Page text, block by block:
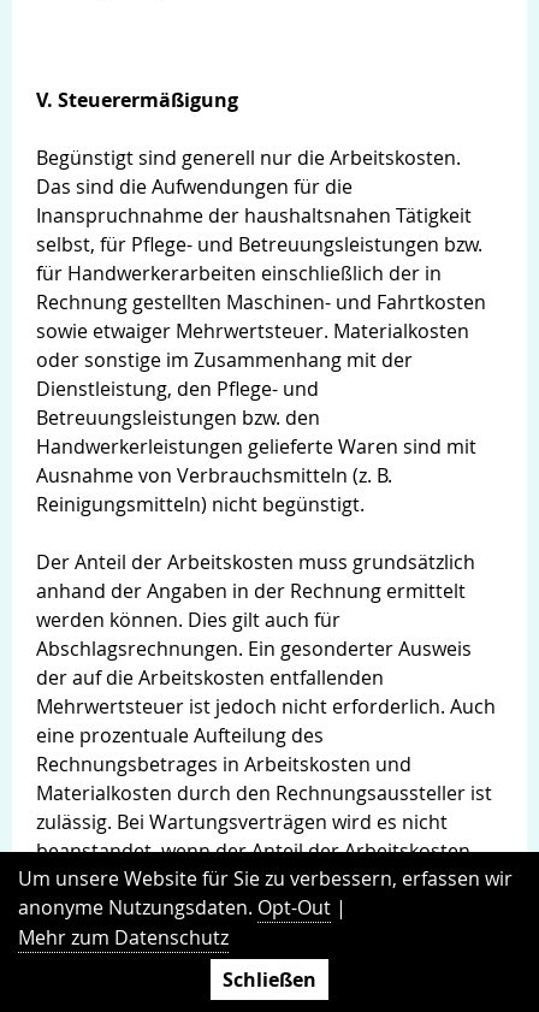
V. Steuerermäßigung
Begünstigt sind generell nur die Arbeitskosten.
Das sind die Aufwendungen für die
Inanspruchnahme der haushaltsnahen Tätigkeit
selbst, für Pflege- und Betreuungsleistungen bzw.
für Handwerkerarbeiten einschließlich der in
Rechnung gestellten Maschinen- und Fahrtkosten
sowie etwaiger Mehrwertsteuer. Materialkosten
oder sonstige im Zusammenhang mit der
Dienstleistung, den Pflege- und
Betreuungsleistungen bzw. den
Handwerkerleistungen gelieferte Waren sind mit
Ausnahme von Verbrauchsmitteln (z. B.
Reinigungsmitteln) nicht begünstigt.
Der Anteil der Arbeitskosten muss grundsätzlich
anhand der Angaben in der Rechnung ermittelt
werden können. Dies gilt auch für
Abschlagsrechnungen. Ein gesonderter Ausweis
der auf die Arbeitskosten entfallenden
Mehrwertsteuer ist jedoch nicht erforderlich. Auch
eine prozentuale Aufteilung des
Rechnungsbetrages in Arbeitskosten und
Materialkosten durch den Rechnungsaussteller ist
zulässig. Bei Wartungsverträgen wird es nicht
beanstandet, wenn der Anteil der Arbeitskosten,
der sich auch pauschal aus einer Mischkalkulation
ergeben kann, aus einer Anlage zur Rechnung
hervorgeht. Dienstleistungen, die sowohl auf
öffentlichem Gelände als auch auf Privatgelände
durchgeführt werden, sind vom
Um unsere Website für Sie zu verbessern, erfassen wir
anonyme Nutzungsdaten. Opt-Out |
Mehr zum Datenschutz
Schließen